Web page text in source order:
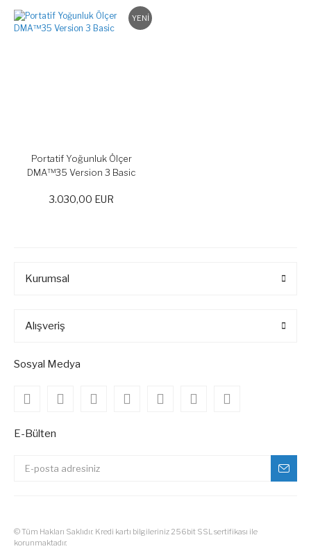
YENİ
Portatif Yoğunluk Ölçer
DMA™35 Version 3 Basic
3.030,00 EUR
Kurumsal
Alışveriş
Sosyal Medya
E-Bülten
© Tüm Hakları Saklıdır. Kredi kartı bilgileriniz 256bit SSL sertifikası ile
korunmaktadır.